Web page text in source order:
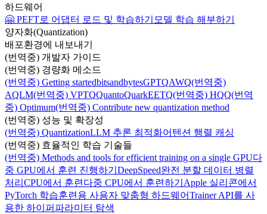
하드웨어
🤗 PEFT로 어댑터 로드 및 학습하기 모델 학습 해부하기
양자화(Quantization)
배포환경에 내보내기
(번역중) 개발자 가이드
(번역중) 경량화 메소드
(번역중) Getting startedbitsandbytesGPTQAWQ(번역중)
AQLM(번역중) VPTQQuantoQuarkEETQ(번역중) HQQ(번역
중) Optimum(번역중) Contribute new quantization method
(번역중) 성능 및 확장성
(번역중) QuantizationLLM 추론 최적화어텐션 행렬 캐싱
(번역중) 효율적인 학습 기술들
(번역중) Methods and tools for efficient training on a single GPU다
중 GPU에서 훈련 진행하기 DeepSpeed완전 분할 데이터 병렬
처리 CPU에서 훈련 다중 CPU에서 훈련하기 Apple 실리콘에서
PyTorch 학습훈련용 사용자 맞춤형 하드웨어Trainer API를 사
용한 하이퍼파라미터 탐색